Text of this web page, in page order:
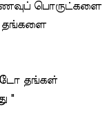
பொருட்களை
தங்களை
தங்கள்
"